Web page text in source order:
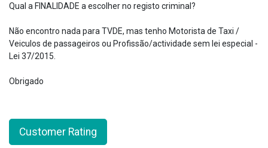
Qual a FINALIDADE a escolher no registo criminal?
Não encontro nada para TVDE, mas tenho Motorista de Taxi /
Veiculos de passageiros ou Profissão/actividade sem lei especial -
Lei 37/2015.
Obrigado
Customer Rating